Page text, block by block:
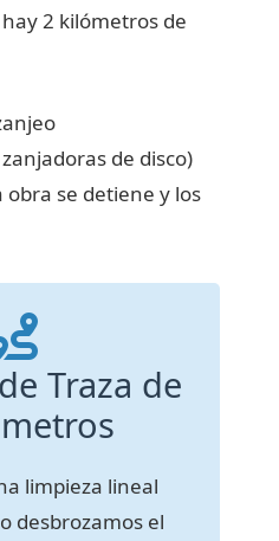
2 kilómetros de
de disco)
obra se detiene y los
Traza de
limpieza lineal
desbrozamos el